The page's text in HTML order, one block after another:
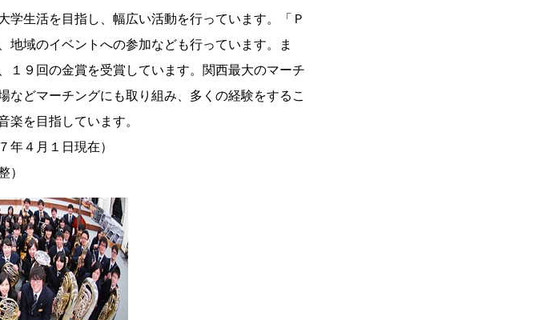
生活を目指し、幅広い活動を行っています。「Ｐ
地域のイベントへの参加なども行っています。ま
１９回の金賞を受賞しています。関西最大のマーチ
などマーチングにも取り組み、多くの経験をするこ
を目指しています。
４月１日現在）
）